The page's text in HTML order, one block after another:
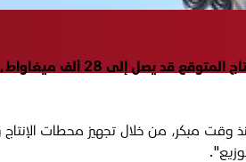
تحدثت وزارة الكهرباء العراقية، 9 أيار 2025، عن استعداداتها وخططها
وقت مبكر، من خلال تجهيز محطات